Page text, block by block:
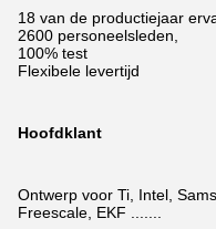
18 van de productiejaar
2600 personeelsleden,
100% test
Flexibele levertijd
Hoofdklant
Ontwerp voor Ti, Intel,
Freescale, EKF .......